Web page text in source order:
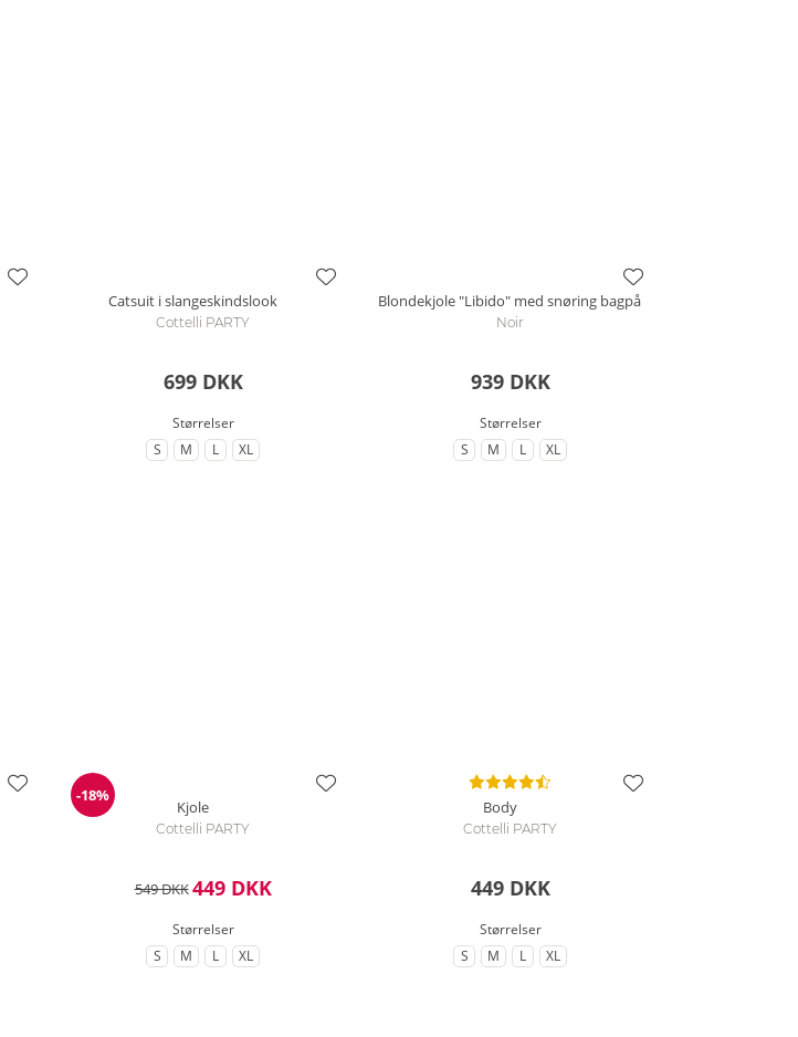
Catsuit i slangeskindslook
Cottelli PARTY
699 DKK
Størrelser
til Størrelse
S til Størrelse
M til Størrelse
L til Størrelse
XL
Blondekjole "Libido" med snøring bagpå
Noir
939 DKK
Størrelser
til Størrelse
S til Størrelse
M til Størrelse
L til Størrelse
XL
Rabat
-18%
Kjole
Cottelli PARTY
549 DKK449 DKK
Størrelser
til Størrelse
S til Størrelse
M til Størrelse
L til Størrelse
XL
Body
Cottelli PARTY
449 DKK
Størrelser
til Størrelse
S til Størrelse
M til Størrelse
L til Størrelse
XL